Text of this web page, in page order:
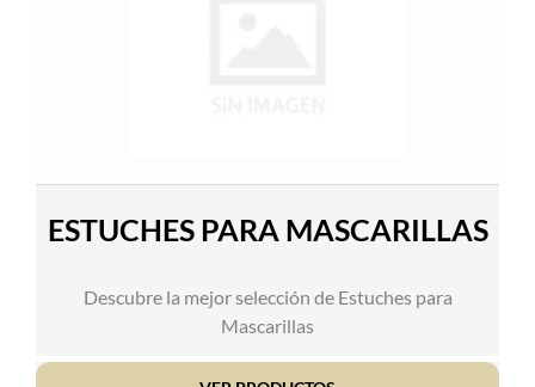
ESTUCHES PARA MASCARILLAS
Descubre la mejor selección de Estuches para
Mascarillas